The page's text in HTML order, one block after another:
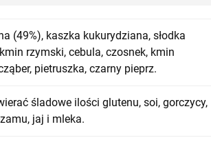
(49%), kaszka kukurydziana, słodka
rzymski, cebula, czosnek, kmin
pietruszka, czarny pieprz.
śladowe ilości glutenu, soi, gorczycy,
jaj i mleka.